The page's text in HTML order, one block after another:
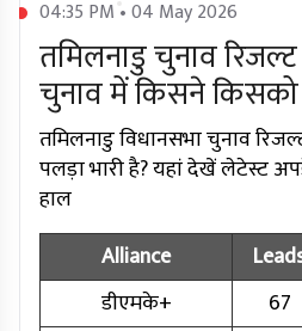
04:35 PM • 04 May 2026
तमिलनाडु चुनाव
चुनाव में किसने किसको
तमिलनाडु विधानसभा चुनाव
पलड़ा भारी है? यहां देखें लेटेस्ट
हाल
Alliance
डीएमके+
67